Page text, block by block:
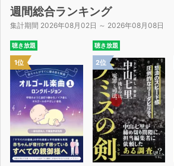
週間総合ランキング
集計期間 2026年08月02日 ～ 2026年08月08日
聴き放題
1位
聴き放題
2位